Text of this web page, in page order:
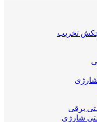
چکش تخریب
برقی
شارژی